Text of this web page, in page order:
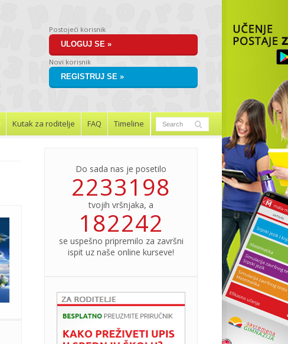
Postojeći korisnik
ULOGUJ SE »
Novi korisnik
REGISTRUJ SE »
Kutak za roditelje FAQ Timeline
Do sada nas je posetilo
2233198
tvojih vršnjaka, a
182242
se uspešno pripremilo za završni
ispit uz naše online kurseve!